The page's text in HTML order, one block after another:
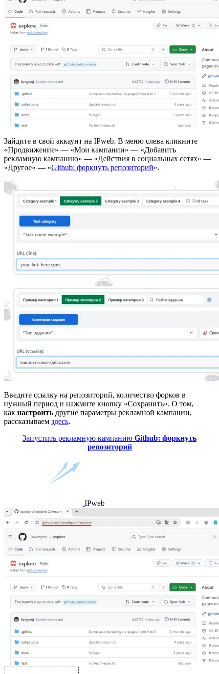
Зайдите в свой аккаунт на IPweb. В меню слева кликните
«Продвижение» — «Мои кампании» — «Добавить
рекламную кампанию» — «Действия в социальных сетях» —
«Другое» — «Github: форкнуть репозиторий».
Введите ссылку на репозиторий, количество форков в
нужный период и нажмите кнопку «Сохранить». О том,
как настроить другие параметры рекламной кампании,
рассказываем здесь.
Запустить рекламную кампанию Github: форкнуть
репозиторий
IPweb